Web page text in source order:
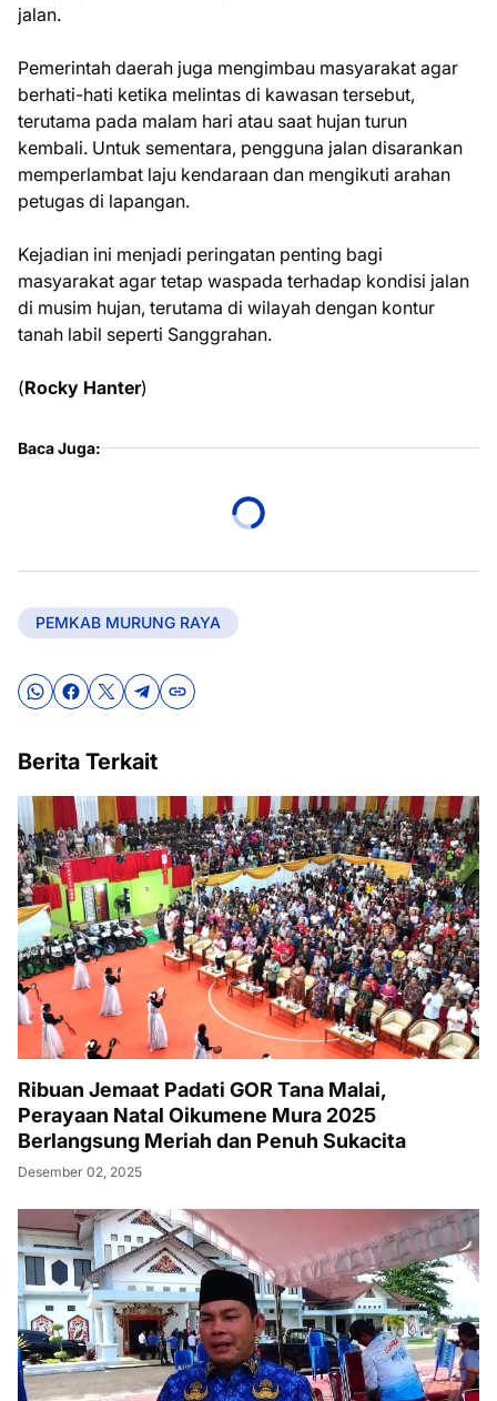
jalan.
Pemerintah daerah juga mengimbau masyarakat agar
berhati-hati ketika melintas di kawasan tersebut,
terutama pada malam hari atau saat hujan turun
kembali. Untuk sementara, pengguna jalan disarankan
memperlambat laju kendaraan dan mengikuti arahan
petugas di lapangan.
Kejadian ini menjadi peringatan penting bagi
masyarakat agar tetap waspada terhadap kondisi jalan
di musim hujan, terutama di wilayah dengan kontur
tanah labil seperti Sanggrahan.
(Rocky Hanter)
Baca Juga:
PEMKAB MURUNG RAYA
Berita Terkait
Ribuan Jemaat Padati GOR Tana Malai,
Perayaan Natal Oikumene Mura 2025
Berlangsung Meriah dan Penuh Sukacita
Desember 02, 2025